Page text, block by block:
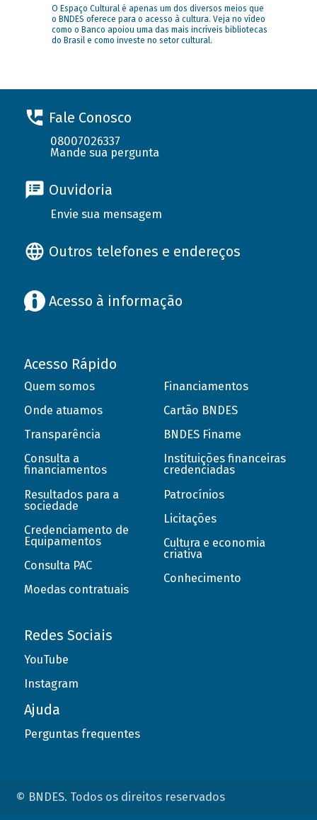
O Espaço Cultural é apenas um dos diversos meios que
o BNDES oferece para o acesso à cultura. Veja no vídeo
como o Banco apoiou uma das mais incríveis bibliotecas
do Brasil e como investe no setor cultural.
Fale Conosco
08007026337
Mande sua pergunta
Ouvidoria
Envie sua mensagem
Outros telefones e endereços
Acesso à informação
Acesso Rápido
Quem somos
Onde atuamos
Transparência
Consulta a
financiamentos
Resultados para a
sociedade
Credenciamento de
Equipamentos
Consulta PAC
Moedas contratuais
Financiamentos
Cartão BNDES
BNDES Finame
Instituições financeiras
credenciadas
Patrocínios
Licitações
Cultura e economia
criativa
Conhecimento
Redes Sociais
YouTube
Instagram
Ajuda
Perguntas frequentes
© BNDES. Todos os direitos reservados